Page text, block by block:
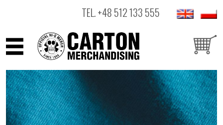
TEL.+48 512 133 555
ARTYŚCI
PRODUKTY
OUTLET